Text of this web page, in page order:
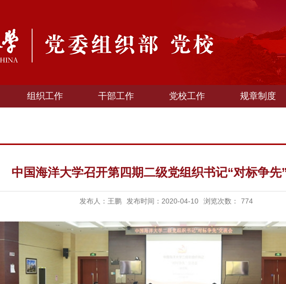
组织工作 干部工作 党校工作 规章制度
中国海洋大学召开第四期二级党组织书记“对标争先
发布人：王鹏 发布时间：2020-04-10 浏览次数： 774